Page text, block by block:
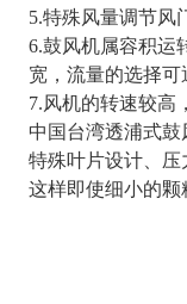
5.特殊风量调节风
6.鼓风机属容积运
宽，流量的选择
7.风机的转速较高
中国台湾透浦式
特殊叶片设计、
这样即使细小的